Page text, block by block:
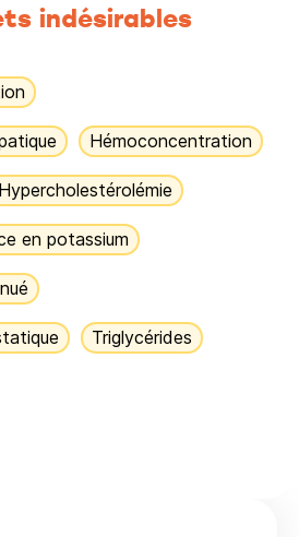
indésirables
Hémoconcentration
Hypercholestérolémie
en potassium
Triglycérides